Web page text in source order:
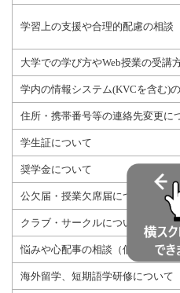
学習上の支援や合理的配慮の相談
大学での学び方やWeb授業の受講
学内の情報システム(KVCを含む)
住所・携帯番号等の連絡先変更に
学生証について
奨学金について
公欠届・授業欠席届について
クラブ・サークルについて
悩みや心配事の相談（個別相談/要
海外留学、短期語学研修について